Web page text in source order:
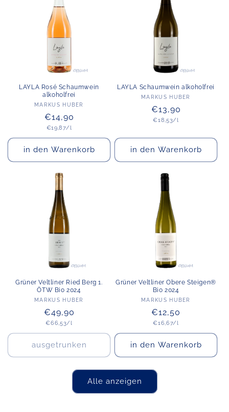
LAYLA Rosé Schaumwein
alkoholfrei
Anbieter:
MARKUS HUBER
Normaler
Preis
€14,90
Grundpreis
€19,87/l
in den Warenkorb
LAYLA Schaumwein alkoholfrei
Anbieter:
MARKUS HUBER
Normaler
Preis
€13,90
Grundpreis
€18,53/l
in den Warenkorb
Grüner Veltliner Ried Berg 1.
ÖTW Bio 2024
Anbieter:
MARKUS HUBER
Normaler
Preis
€49,90
Grundpreis
€66,53/l
ausgetrunken
Grüner Veltliner Obere Steigen®
Bio 2024
Anbieter:
MARKUS HUBER
Normaler
Preis
€12,50
Grundpreis
€16,67/l
in den Warenkorb
Alle anzeigen